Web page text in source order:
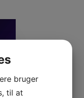
bruger
til at